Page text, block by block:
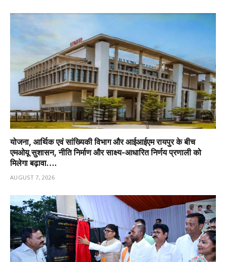
योजना, आर्थिक एवं सांख्यिकी विभाग और आईआईएम रायपुर के बीच
एमओयू सुशासन, नीति निर्माण और साक्ष्य-आधारित निर्णय प्रणाली को
मिलेगा बढ़ावा….
AUGUST 7, 2026